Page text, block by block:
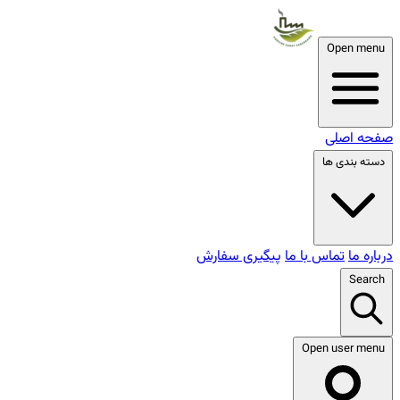
Open menu
صفحه اصلی
دسته بندی ها
درباره ماتماس با ما پیگیری سفارش
Search
Open user menu